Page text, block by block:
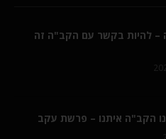
– להיות בקשר עם הקב"ה זה
הקב"ה איתנו – פרשת עקב